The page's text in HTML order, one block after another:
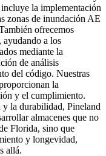
la implementación
zonas de inundación AE
ofrecemos
ayudando a los
mediante la
de análisis
del código. Nuestras
la
y el cumplimiento.
la durabilidad, Pineland
almacenes que no
Florida, sino que
y longevidad,
allá.